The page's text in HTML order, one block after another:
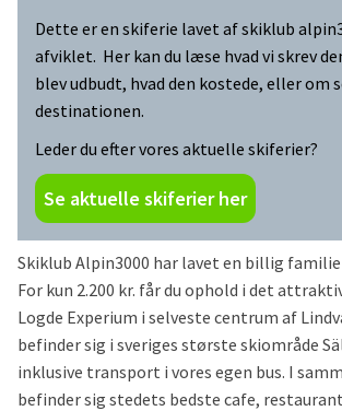
Dette er en skiferie lavet af skiklub
afviklet. Her kan du læse hvad vi skrev
blev udbudt, hvad den kostede, eller om
destinationen.
Leder du efter vores aktuelle skiferier?
Se aktuelle skiferier her
Skiklub Alpin3000 har lavet en billig
For kun 2.200 kr. får du ophold i det
Logde Experium i selveste centrum af
befinder sig i sveriges største skiområde
inklusive transport i vores egen bus. I
befinder sig stedets bedste cafe,